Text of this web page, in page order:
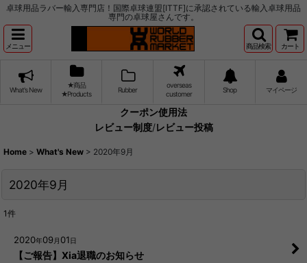
卓球用品ラバー輸入専門店！国際卓球連盟[ITTF]に承認されている輸入卓球用品
専門の卓球屋さんです。
メニュー 商品検索 カート
What's New
★商品
★Products
Rubber
overseas
customer
Shop マイページ
クーポン使用法
レビュー制度/レビュー投稿
Home > What's New > 2020年9月
2020年9月
1件
2020年09月 01日
【ご報告】Xia退職のお知らせ